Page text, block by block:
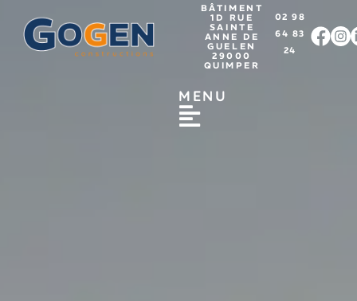
BÂTIMENT
1D RUE
SAINTE
ANNE DE
GUELEN
29000
QUIMPER
02 98
64 83
24